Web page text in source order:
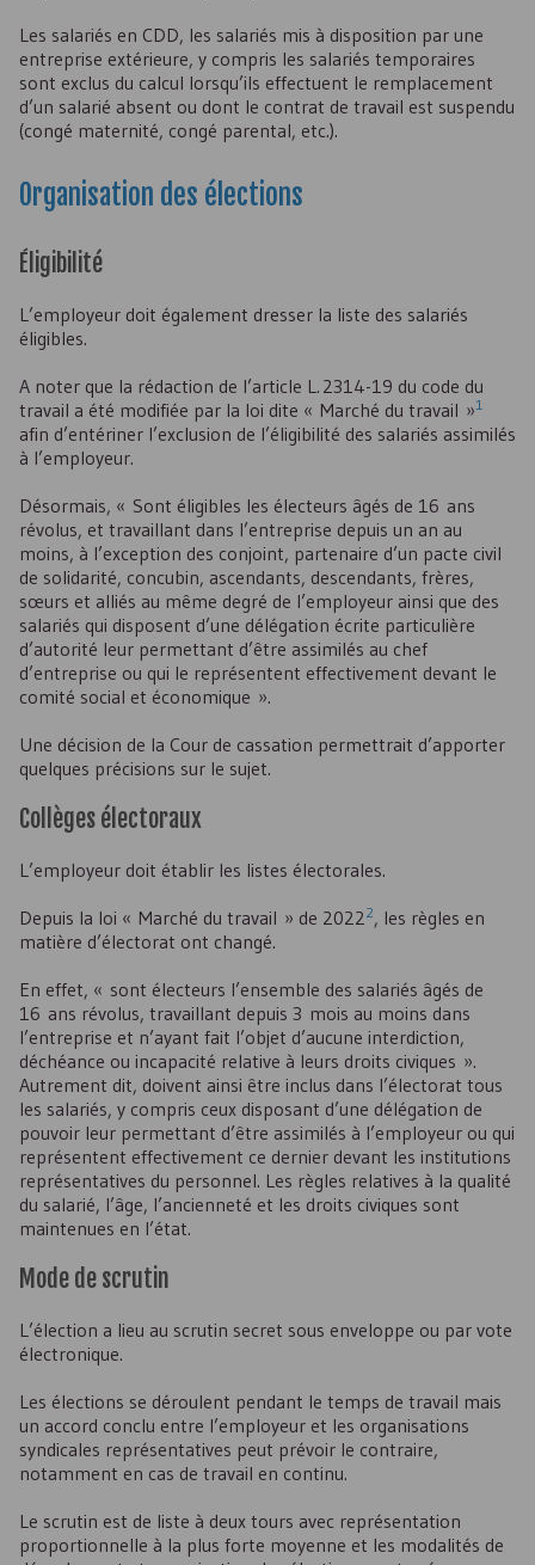
Les salariés en CDD, les salariés mis à disposition par une
entreprise extérieure, y compris les salariés temporaires
sont exclus du calcul lorsqu’ils effectuent le remplacement
d’un salarié absent ou dont le contrat de travail est suspendu
(congé maternité, congé parental, etc.).
Organisation des élections
Éligibilité
L’employeur doit également dresser la liste des salariés
éligibles.
A noter que la rédaction de l’article L. 2314-19 du code du
travail a été modifiée par la loi dite « Marché du travail »1
afin d’entériner l’exclusion de l’éligibilité des salariés assimilés
à l’employeur.
Désormais, « Sont éligibles les électeurs âgés de 16 ans
révolus, et travaillant dans l’entreprise depuis un an au
moins, à l’exception des conjoint, partenaire d’un pacte civil
de solidarité, concubin, ascendants, descendants, frères,
sœurs et alliés au même degré de l’employeur ainsi que des
salariés qui disposent d’une délégation écrite particulière
d’autorité leur permettant d’être assimilés au chef
d’entreprise ou qui le représentent effectivement devant le
comité social et économique ».
Une décision de la Cour de cassation permettrait d’apporter
quelques précisions sur le sujet.
Collèges électoraux
L’employeur doit établir les listes électorales.
Depuis la loi « Marché du travail » de 20222, les règles en
matière d’électorat ont changé.
En effet, « sont électeurs l’ensemble des salariés âgés de
16 ans révolus, travaillant depuis 3 mois au moins dans
l’entreprise et n’ayant fait l’objet d’aucune interdiction,
déchéance ou incapacité relative à leurs droits civiques ».
Autrement dit, doivent ainsi être inclus dans l’électorat tous
les salariés, y compris ceux disposant d’une délégation de
pouvoir leur permettant d’être assimilés à l’employeur ou qui
représentent effectivement ce dernier devant les institutions
représentatives du personnel. Les règles relatives à la qualité
du salarié, l’âge, l’ancienneté et les droits civiques sont
maintenues en l’état.
Mode de scrutin
L’élection a lieu au scrutin secret sous enveloppe ou par vote
électronique.
Les élections se déroulent pendant le temps de travail mais
un accord conclu entre l’employeur et les organisations
syndicales représentatives peut prévoir le contraire,
notamment en cas de travail en continu.
Le scrutin est de liste à deux tours avec représentation
proportionnelle à la plus forte moyenne et les modalités de